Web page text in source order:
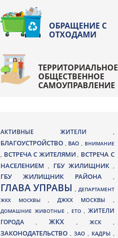
ОБРАЩЕНИЕ С
ОТХОДАМИ
ТЕРРИТОРИАЛЬНОЕ
ОБЩЕСТВЕННОЕ
САМОУПРАВЛЕНИЕ
АКТИВНЫЕ ЖИТЕЛИ ,
БЛАГОУСТРОЙСТВО , ВАО , ВНИМАНИЕ
, ВСТРЕЧА С ЖИТЕЛЯМИ, ВСТРЕЧА С
НАСЕЛЕНИЕМ
, ГБУ ЖИЛИЩНИК ,
ГБУ ЖИЛИЩНИК РАЙОНА ,
ГЛАВА УПРАВЫ, ДЕПАРТАМЕНТ
ЖКХ МОСКВЫ,ДЖКХ МОСКВЫ ,
ДОМАШНИЕ ЖИВОТНЫЕ , ЕТО , ЖИТЕЛИ
ГОРОДА
, ЖКХ , ЖСК ,
ЗАКОНОДАТЕЛЬСТВО , ЗАО , КАДРЫ ,